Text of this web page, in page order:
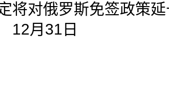
将对俄罗斯免签政策
12月31日